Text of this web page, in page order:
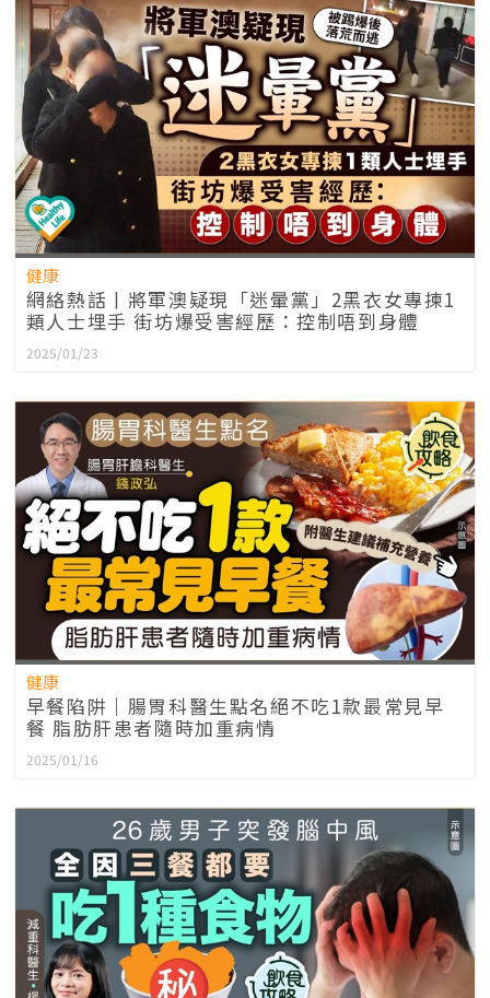
健康
網絡熱話丨將軍澳疑現「迷暈黨」2黑衣女專揀1
類人士埋手 街坊爆受害經歷：控制唔到身體
2025/01/23
健康
早餐陷阱｜腸胃科醫生點名絕不吃1款最常見早
餐 脂肪肝患者隨時加重病情
2025/01/16